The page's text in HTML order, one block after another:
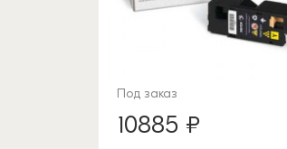
Под заказ
10885 ₽